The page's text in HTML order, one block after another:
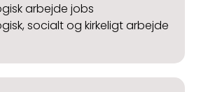
arbejde jobs
socialt og kirkeligt arbejde